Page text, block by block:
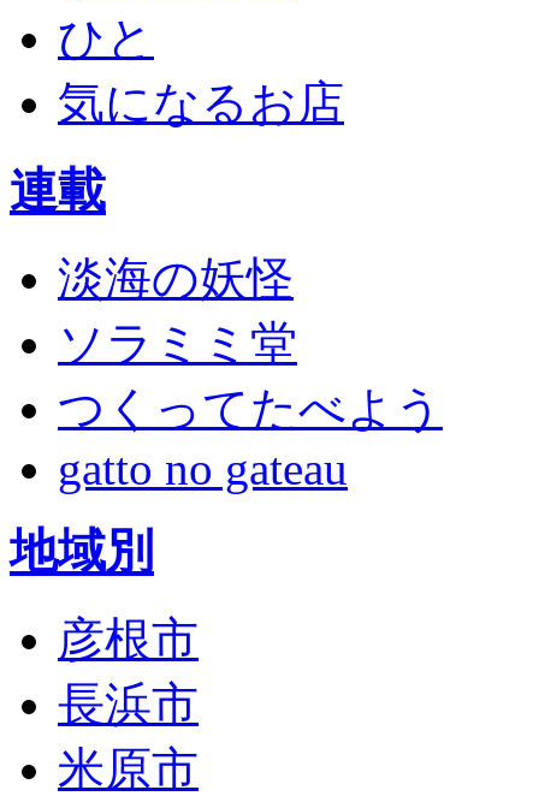
ひと
気になるお店
連載
淡海の妖怪
ソラミミ堂
つくってたべよう
gatto no gateau
地域別
彦根市
長浜市
米原市